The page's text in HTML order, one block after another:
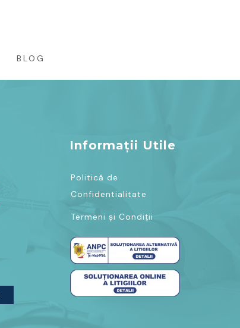
BLOG
Informații Utile
Politică de
Confidentialitate
Termeni și Condiții